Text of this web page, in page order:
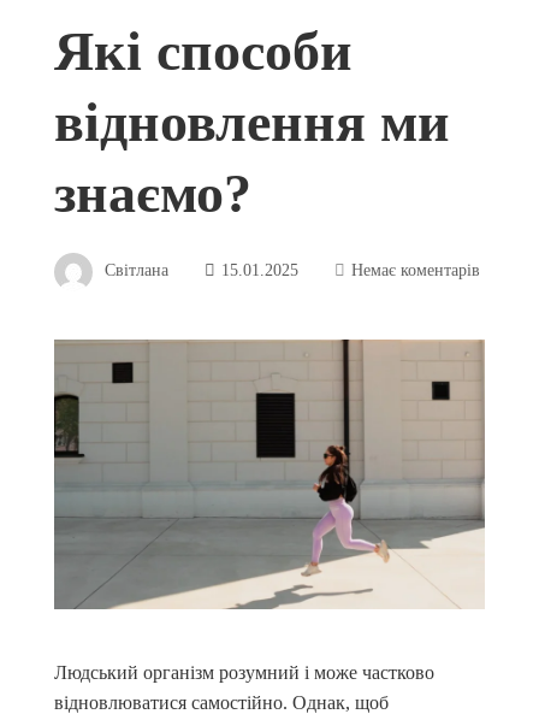
Які способи
відновлення ми
знаємо?
Світлана 15.01.2025 Немає коментарів
Людський організм розумний і може частково
відновлюватися самостійно. Однак, щоб